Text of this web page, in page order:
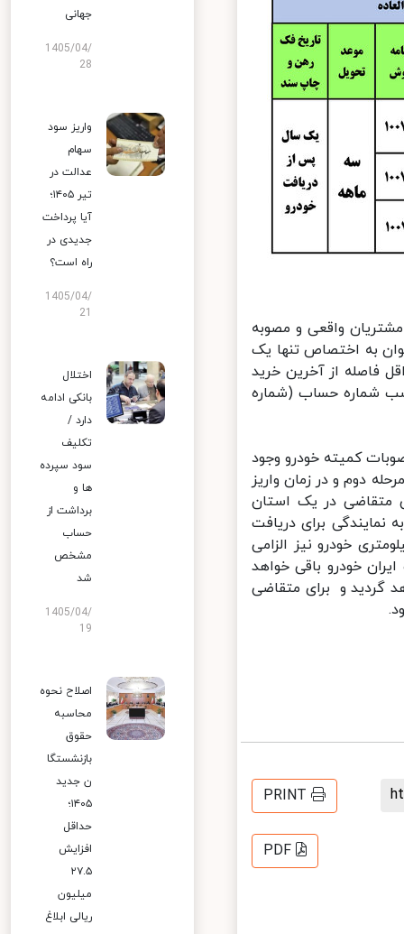
واقعی و مصوبه
به اختصاص تنها یک
فاصله از آخرین خرید
ایران خودرو و سایپا ۴۸ ماه و تناسب شماره حساب (شماره
کمیته خودرو وجود
دوم و در زمان واریز
در یک استان
برای دریافت
می‌شود و در مراجعه به نمایندگی کارکرد حداقل ۱۰۰۰ کیلومتری خودرو نیز الزامی
خودرو باقی خواهد
و برای متقاضی
PRINT
PDF
جهانی
1405/04/
28
واریز سود
سهام
عدالت در
تیر ۱۴۰۵؛
آیا پرداخت
جدیدی در
راه است؟
1405/04/
اختلال
بانکی ادامه
دارد /
تکلیف
سود سپرده
ها و
برداشت از
حساب
مشخص
شد
1405/04/
19
اصلاح نحوه
محاسبه
حقوق
بازنشستگا
ن جدید
۱۴۰۵؛
حداقل
افزایش
۲۷.۵
میلیون
ریالی ابلاغ